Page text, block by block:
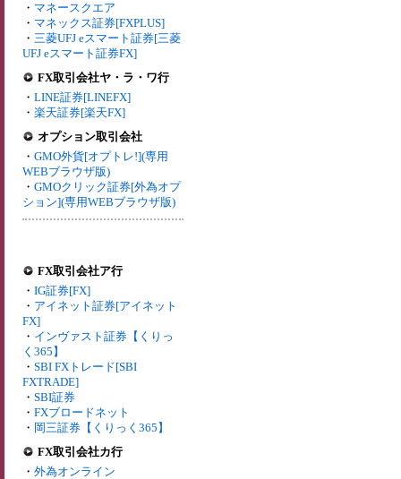
・ マネースクエア
・ マネックス証券[FXPLUS]
・ 三菱UFJ eスマート証券[三菱
UFJ eスマート証券FX]
FX取引会社ヤ・ラ・ワ行
・ LINE証券[LINEFX]
・ 楽天証券[楽天FX]
オプション取引会社
・ GMO外貨[オプトレ!](専用
WEBブラウザ版)
・ GMOクリック証券[外為オプ
ション](専用WEBブラウザ版)
FX取引会社ア行
・ IG証券[FX]
・ アイネット証券[アイネット
FX]
・ インヴァスト証券【くりっ
く365】
・ SBI FXトレード[SBI
FXTRADE]
・ SBI証券
・ FXブロードネット
・ 岡三証券【くりっく365】
FX取引会社カ行
・ 外為オンライン